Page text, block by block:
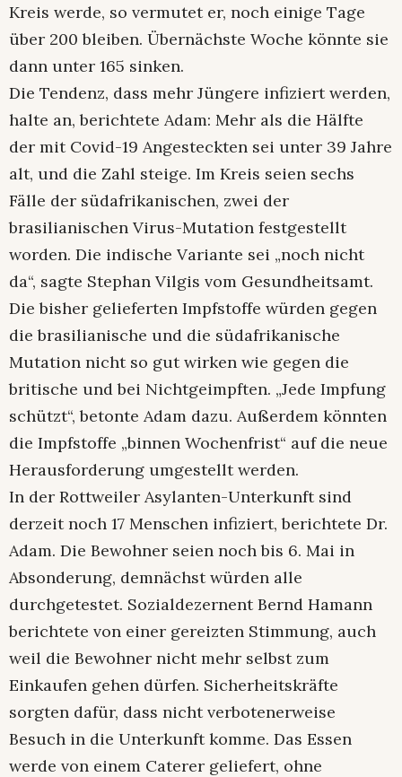
Kreis werde, so vermutet er, noch einige Tage
über 200 bleiben. Übernächste Woche könnte sie
dann unter 165 sinken.
Die Tendenz, dass mehr Jüngere infiziert werden,
halte an, berichtete Adam: Mehr als die Hälfte
der mit Covid-19 Angesteckten sei unter 39 Jahre
alt, und die Zahl steige. Im Kreis seien sechs
Fälle der südafrikanischen, zwei der
brasilianischen Virus-Mutation festgestellt
worden. Die indische Variante sei „noch nicht
da“, sagte Stephan Vilgis vom Gesundheitsamt.
Die bisher gelieferten Impfstoffe würden gegen
die brasilianische und die südafrikanische
Mutation nicht so gut wirken wie gegen die
britische und bei Nichtgeimpften. „Jede Impfung
schützt“, betonte Adam dazu. Außerdem könnten
die Impfstoffe „binnen Wochenfrist“ auf die neue
Herausforderung umgestellt werden.
In der Rottweiler Asylanten-Unterkunft sind
derzeit noch 17 Menschen infiziert, berichtete Dr.
Adam. Die Bewohner seien noch bis 6. Mai in
Absonderung, demnächst würden alle
durchgetestet. Sozialdezernent Bernd Hamann
berichtete von einer gereizten Stimmung, auch
weil die Bewohner nicht mehr selbst zum
Einkaufen gehen dürfen. Sicherheitskräfte
sorgten dafür, dass nicht verbotenerweise
Besuch in die Unterkunft komme. Das Essen
werde von einem Caterer geliefert, ohne